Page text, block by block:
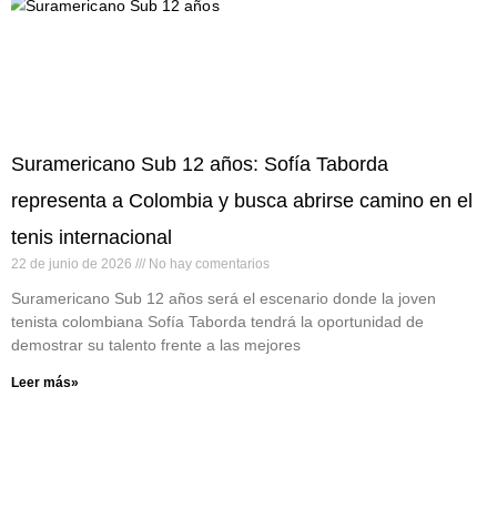
Suramericano Sub 12 años: Sofía Taborda
representa a Colombia y busca abrirse camino en el
tenis internacional
22 de junio de 2026 No hay comentarios
Suramericano Sub 12 años será el escenario donde la joven
tenista colombiana Sofía Taborda tendrá la oportunidad de
demostrar su talento frente a las mejores
Leer más»